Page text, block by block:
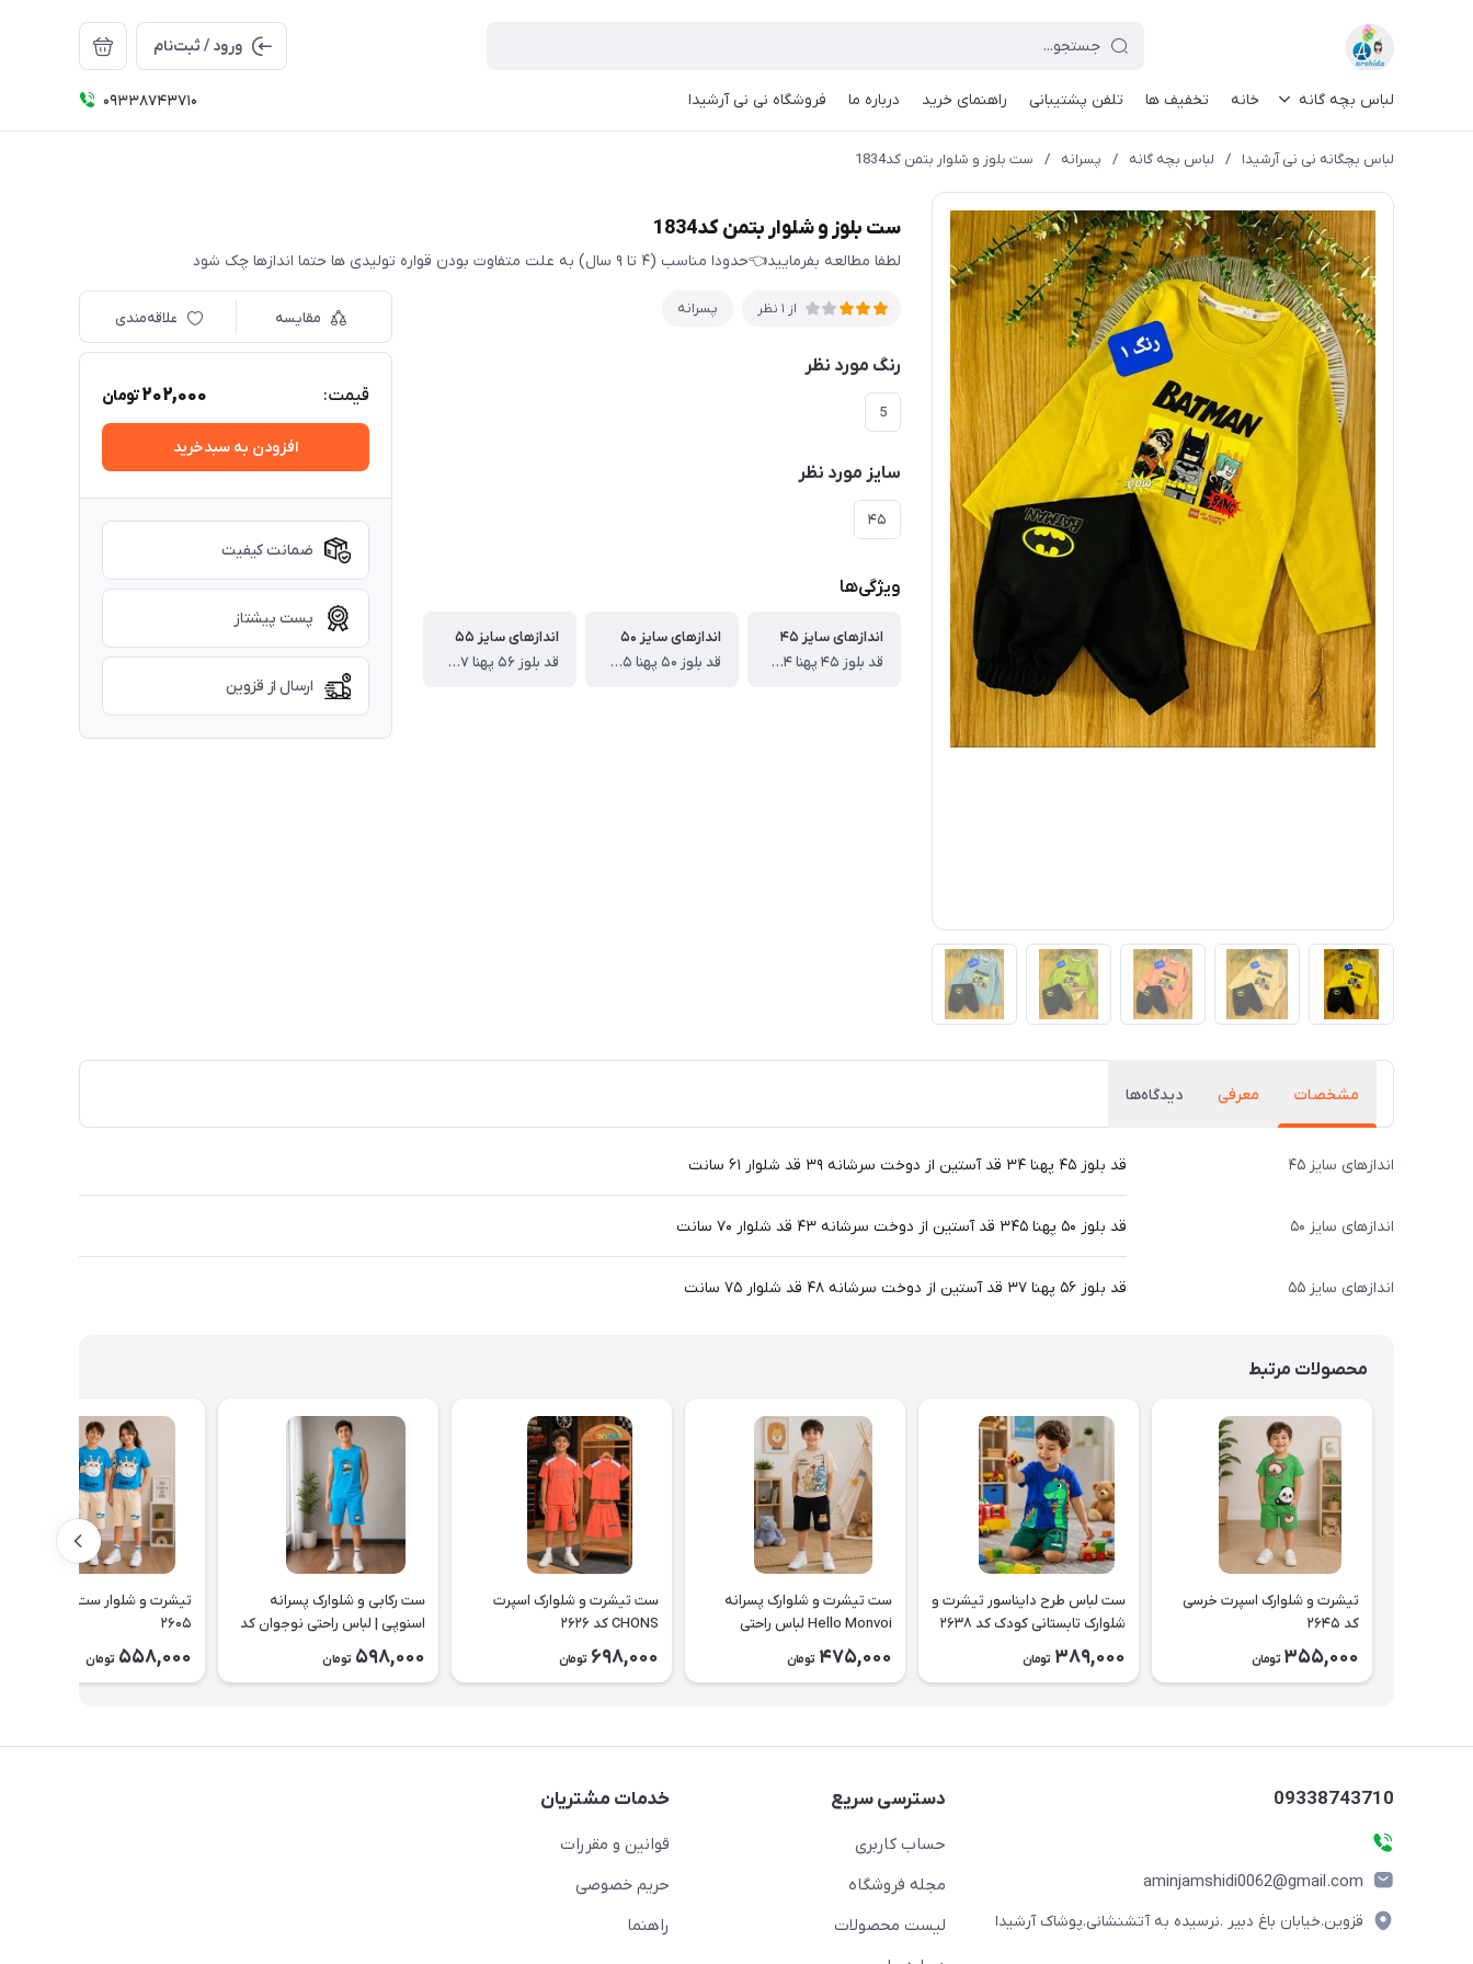
ورود / ثبت‌نام
لباس بچه گانه خانه تخفیف ها تلفن پشتیبانی راهنمای خرید درباره ما فروشگاه نی نی آرشیدا 09338743710
لباس بچگانه نی نی آرشیدا / لباس بچه گانه / پسرانه / ست بلوز و شلوار بتمن کد1834
ست بلوز و شلوار بتمن کد1834
لطفا مطالعه بفرمایید👈حدودا مناسب (۴ تا ۹ سال) به علت متفاوت بودن قواره تولیدی ها حتما اندازها چک شود
از 1 نظر پسرانه
رنگ مورد نظر
5
سایز مورد نظر
۴۵
ویژگی‌ها
اندازهای سایز ۴۵
قد بلوز ۴۵ پهنا ۳۴ قد آستین از دوخت سرشانه ۳۹ قد شلوار ۶۱ سانت
اندازهای سایز ۵۰
قد بلوز ۵۰ پهنا ۳۴۵ قد آستین از دوخت سرشانه ۴۳ قد شلوار ۷۰ سانت
اندازهای سایز ۵۵
قد بلوز ۵۶ پهنا ۳۷ قد آستین از دوخت سرشانه ۴۸ قد شلوار ۷۵ سانت
مقایسه علاقه‌مندی
قیمت: 202,000تومان
افزودن به سبدخرید
ضمانت کیفیت
پست پیشتاز
ارسال از قزوین
مشخصات معرفی دیدگاه‌ها
اندازهای سایز ۴۵ قد بلوز ۴۵ پهنا ۳۴ قد آستین از دوخت سرشانه ۳۹ قد شلوار ۶۱ سانت
اندازهای سایز ۵۰ قد بلوز ۵۰ پهنا ۳۴۵ قد آستین از دوخت سرشانه ۴۳ قد شلوار ۷۰ سانت
اندازهای سایز ۵۵ قد بلوز ۵۶ پهنا ۳۷ قد آستین از دوخت سرشانه ۴۸ قد شلوار ۷۵ سانت
محصولات مرتبط
تیشرت و شلوارک اسپرت خرسی
کد ۲۶۴۵
355,000 تومان
ست لباس طرح دایناسور تیشرت و
شلوارک تابستانی کودک کد ۲۶۳۸
389,000 تومان
ست تیشرت و شلوارک پسرانه
Hello Monvoi لباس راحتی
بچه‌گانه نخی کد ۲۶۲۹
475,000 تومان
ست تیشرت و شلوارک اسپرت
CHONS کد ۲۶۲۶
698,000 تومان
ست رکابی و شلوارک پسرانه
اسنوپی | لباس راحتی نوجوان کد
598,000 تومان
تیشرت و شلوار ست طرح زرافه
۲۶۰۵
558,000 تومان
09338743710
aminjamshidi0062@gmail.com
قزوین.خیابان باغ دبیر .نرسیده به آتشنشانی.پوشاک آرشیدا
دسترسی سریع
حساب کاربری
مجله فروشگاه
لیست محصولات
خدمات مشتریان
قوانین و مقررات
حریم خصوصی
راهنما